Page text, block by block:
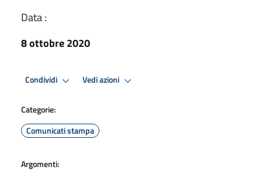
Data :
8 ottobre 2020
Condividi Vedi azioni
Categorie:
Comunicati stampa
Argomenti: